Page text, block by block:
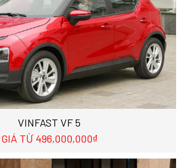
VINFAST VF 5
GIÁ TỪ 496,000,000₫